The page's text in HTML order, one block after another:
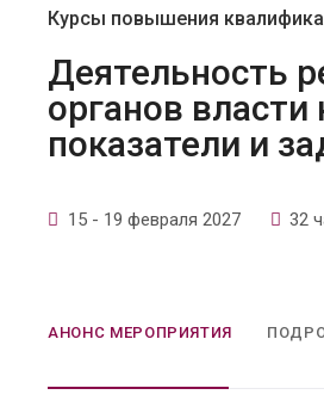
Курсы повышения
Деятельность
органов
показатели и
15 - 19 февраля 2027 32
АНОНС МЕРОПРИЯТИЯ